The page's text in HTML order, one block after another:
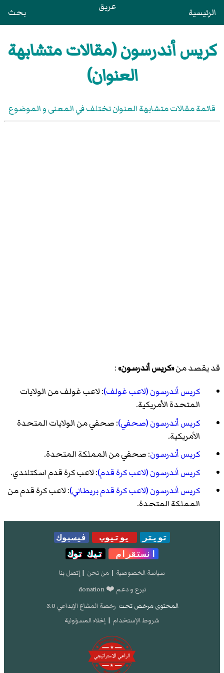
الرئيسية عريق بحث
كريس أندرسون (مقالات متشابهة
العنوان)
قائمة مقالات متشابهة العنوان تختلف في المعنى و الموضوع
قد يقصد من«كريس أندرسون»:
كريس أندرسون (لاعب غولف): لاعب غولف من الولايات
المتحدة الأمريكية.
كريس أندرسون (صحفي): صحفي من الولايات المتحدة
الأمريكية.
كريس أندرسون: صحفي من المملكة المتحدة.
كريس أندرسون (لاعب كرة قدم): لاعب كرة قدم اسكتلندي.
كريس أندرسون (لاعب كرة قدم بريطاني): لاعب كرة قدم من
المملكة المتحدة.
تويتر يوتيوب
فيسبوك
انستقرام
تيك توك
سياسة الخصوصية | من نحن | إتصل بنا
تبرع و دعم ❤️ donation
المحتوى مرخص تحت رخصة المشاع الإبداعي 3.0
شروط الإستخدام | إخلاء المسؤولية